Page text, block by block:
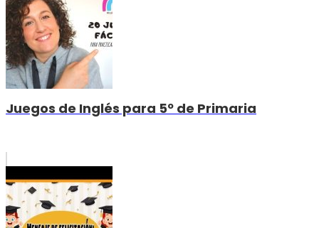
Juegos de Inglés para 5º de Primaria